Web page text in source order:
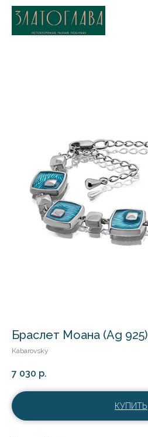
Браслет Моана (Ag 925)
Kabarovsky
7 030 р.
КУПИТЬ